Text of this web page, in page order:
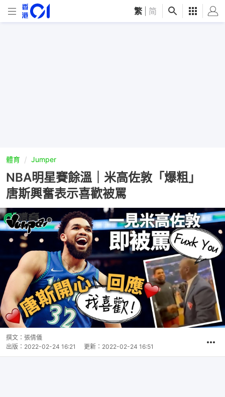
繁 简
體育 Jumper
NBA明星賽餘溫｜米高佐敦「爆粗」
唐斯興奮表示喜歡被罵
撰文： 張倩儀
出版： 2022-02-24 16:21 更新： 2022-02-24 16:51